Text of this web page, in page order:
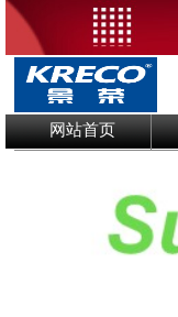
Logo Picture
网站首页